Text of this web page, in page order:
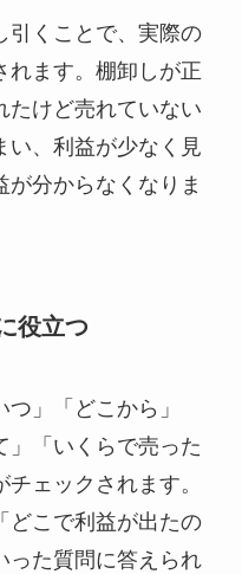
引くことで、実際の
れます。棚卸しが正
たけど売れていない
い、利益が少なく見
が分からなくなりま
役立つ
」「どこから」
」「いくらで売った
ェックされます。
どこで利益が出たの
った質問に答えられ